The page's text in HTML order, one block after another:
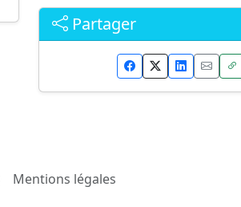
Partager
Mentions légales